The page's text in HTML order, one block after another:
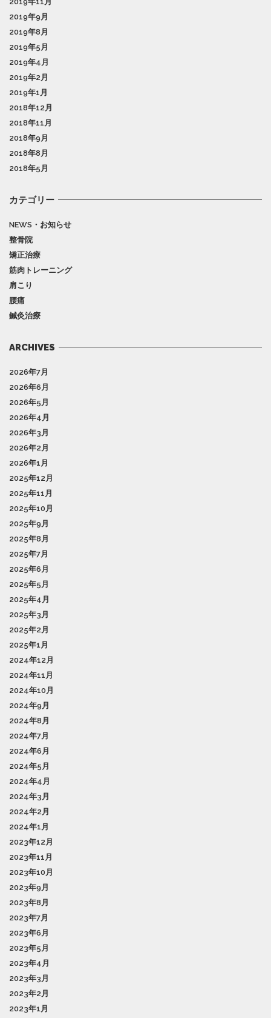
2019年9月
2019年8月
2019年5月
2019年4月
2019年2月
2019年1月
2018年12月
2018年11月
2018年9月
2018年8月
2018年5月
カテゴリー
NEWS・お知らせ
整骨院
矯正治療
筋肉トレーニング
肩こり
腰痛
鍼灸治療
ARCHIVES
2026年7月
2026年6月
2026年5月
2026年4月
2026年3月
2026年2月
2026年1月
2025年12月
2025年11月
2025年10月
2025年9月
2025年8月
2025年7月
2025年6月
2025年5月
2025年4月
2025年3月
2025年2月
2025年1月
2024年12月
2024年11月
2024年10月
2024年9月
2024年8月
2024年7月
2024年6月
2024年5月
2024年4月
2024年3月
2024年2月
2024年1月
2023年12月
2023年11月
2023年10月
2023年9月
2023年8月
2023年7月
2023年6月
2023年5月
2023年4月
2023年3月
2023年2月
2023年1月